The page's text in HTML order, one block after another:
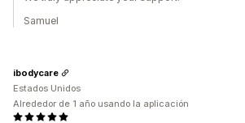
Samuel
ibodycare
Estados Unidos
Alrededor de 1 año usando la aplicación